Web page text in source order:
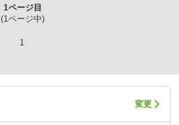
1ページ目
(1ページ中)
1
変更